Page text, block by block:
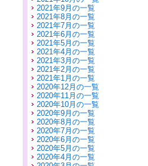
2021年9月の一覧
2021年8月の一覧
2021年7月の一覧
2021年6月の一覧
2021年5月の一覧
2021年4月の一覧
2021年3月の一覧
2021年2月の一覧
2021年1月の一覧
2020年12月の一覧
2020年11月の一覧
2020年10月の一覧
2020年9月の一覧
2020年8月の一覧
2020年7月の一覧
2020年6月の一覧
2020年5月の一覧
2020年4月の一覧